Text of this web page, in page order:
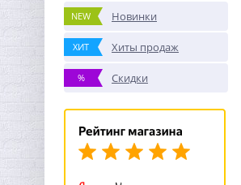
NEW Новинки
ХИТ Хиты продаж
% Скидки